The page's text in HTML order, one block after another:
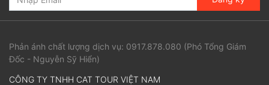
Phản ánh chất lượng dịch vụ: 0917.878.080 (Phó Tổng Giám
Đốc - Nguyễn Sỹ Hiển)
CÔNG TY TNHH CAT TOUR VIỆT NAM